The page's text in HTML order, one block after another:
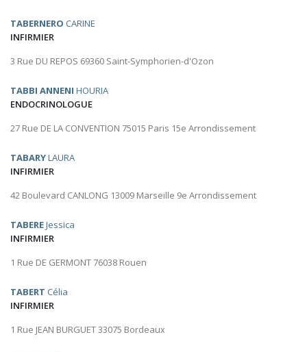
TABERNERO CARINE
INFIRMIER
3 Rue DU REPOS 69360 Saint-Symphorien-d'Ozon
TABBI ANNENI HOURIA
ENDOCRINOLOGUE
27 Rue DE LA CONVENTION 75015 Paris 15e Arrondissement
TABARYLAURA
INFIRMIER
42 Boulevard CANLONG 13009 Marseille 9e Arrondissement
TABEREJessica
INFIRMIER
1 Rue DE GERMONT 76038 Rouen
TABERT Célia
INFIRMIER
1 Rue JEAN BURGUET 33075 Bordeaux